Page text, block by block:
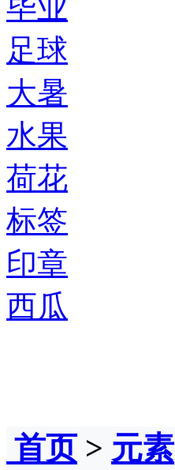
毕业
足球
大暑
水果
荷花
标签
印章
西瓜
首页> 元素